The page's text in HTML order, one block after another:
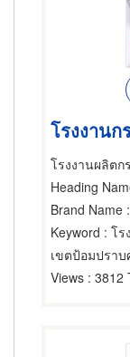
โรงงานก
โรงงานผลิตก
Heading
Brand Name
Keyword : โร
เขตป้อมปรา
Views : 3812